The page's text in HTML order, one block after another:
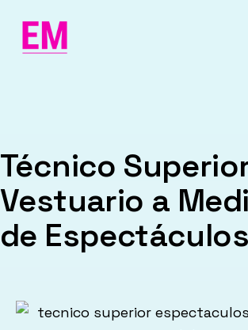
contenido
Técnico
Vestuario a
de Espectáculos